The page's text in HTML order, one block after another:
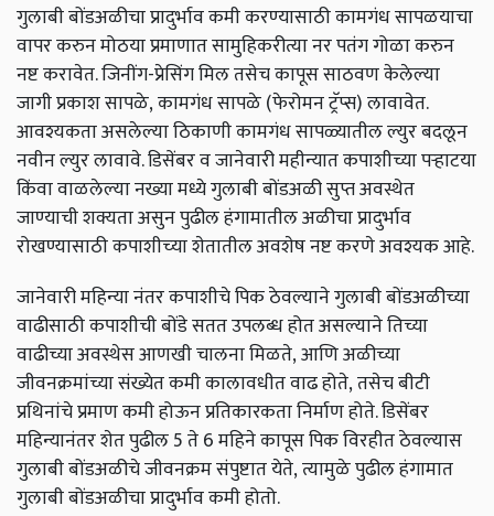
गुलाबी बोंडअळीचा प्रादुर्भाव कमी करण्‍यासाठी कामगंध सापळयाचा
वापर करुन मोठया प्रमाणात सामुहिकरीत्या नर पतंग गोळा करुन
नष्ट करावेत. जिनींग-प्रेसिंग मिल तसेच कापूस साठवण केलेल्या
जागी प्रकाश सापळे, कामगंध सापळे (फेरोमन ट्रॅप्स) लावावेत.
आवश्यकता असलेल्या ठिकाणी कामगंध सापळ्यातील ल्युर बदलून
नवीन ल्युर लावावे. डिसेंबर व जानेवारी महीन्यात कपाशीच्या पऱ्हाटया
किंवा वाळलेल्या नख्या मध्ये गुलाबी बोंडअळी सुप्त अवस्थेत
जाण्‍याची शक्यता असुन पुढील हंगामातील अळीचा प्रादुर्भाव
रोखण्यासाठी कपाशीच्‍या शेतातील अवशेष नष्ट करणे अवश्यक आहे.
जानेवारी महिन्या नंतर कपाशीचे पिक ठेवल्याने गुलाबी बोंडअळीच्या
वाढीसाठी कपाशीची बोंडे सतत उपलब्ध होत असल्याने तिच्या
वाढीच्या अवस्थेस आणखी चालना मिळते, आणि अळीच्या
जीवनक्रमांच्या संख्येत कमी कालावधीत वाढ होते, तसेच बीटी
प्रथिनांचे प्रमाण कमी होऊन प्रतिकारकता निर्माण होते. डिसेंबर
महिन्यानंतर शेत पुढील 5 ते 6 महिने कापूस पिक विरहीत ठेवल्यास
गुलाबी बोंडअळीचे जीवनक्रम संपुष्टात येते, त्यामुळे पुढील हंगामात
गुलाबी बोंडअळीचा प्रादुर्भाव कमी होतो.